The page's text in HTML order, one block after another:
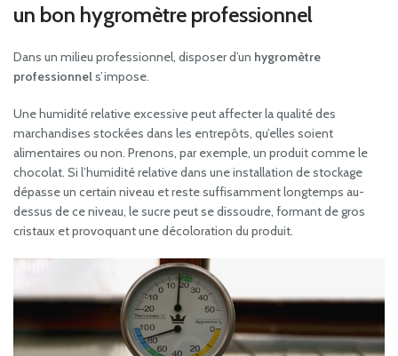
un bon hygromètre professionnel
Dans un milieu professionnel, disposer d’un hygromètre
professionnels’impose.
Une humidité relative excessive peut affecter la qualité des
marchandises stockées dans les entrepôts, qu’elles soient
alimentaires ou non. Prenons, par exemple, un produit comme le
chocolat. Si l’humidité relative dans une installation de stockage
dépasse un certain niveau et reste suffisamment longtemps au-
dessus de ce niveau, le sucre peut se dissoudre, formant de gros
cristaux et provoquant une décoloration du produit.